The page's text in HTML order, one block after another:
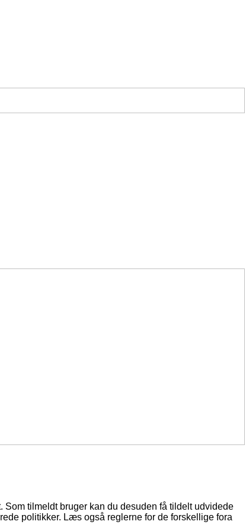
tilmeldt bruger kan du desuden få tildelt udvidede
politikker. Læs også reglerne for de forskellige fora